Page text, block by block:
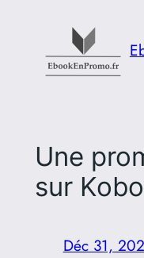
contenu
Une
sur Kobo
Déc 31,